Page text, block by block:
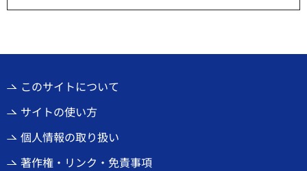
このサイトについて
サイトの使い方
個人情報の取り扱い
著作権・リンク・免責事項